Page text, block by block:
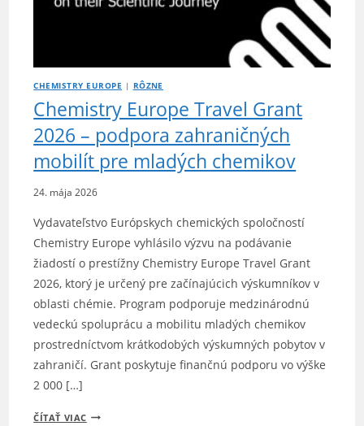
CHEMISTRY EUROPE | RÔZNE
Chemistry Europe Travel Grant
2026 – podpora zahraničných
mobilít pre mladých chemikov
24. mája 2026
Vydavateľstvo Európskych chemických spoločností
Chemistry Europe vyhlásilo výzvu na podávanie
žiadostí o prestížny Chemistry Europe Travel Grant
2026, ktorý je určený pre začínajúcich výskumníkov v
oblasti chémie. Program podporuje medzinárodnú
vedeckú spoluprácu a mobilitu mladých chemikov
prostredníctvom krátkodobých výskumných pobytov v
zahraničí. Grant poskytuje finančnú podporu vo výške
2 000 […]
ČÍTAŤ VIACCHEMISTRY